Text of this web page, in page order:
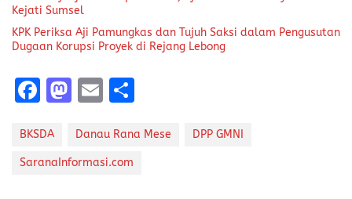
Kejati Sumsel
KPK Periksa Aji Pamungkas dan Tujuh Saksi dalam Pengusutan
Dugaan Korupsi Proyek di Rejang Lebong
F
ce
b
M
st
o
E
ai
l
a
BKSDA Danau Rana Mese DPP GMNI
SaranaInformasi.com